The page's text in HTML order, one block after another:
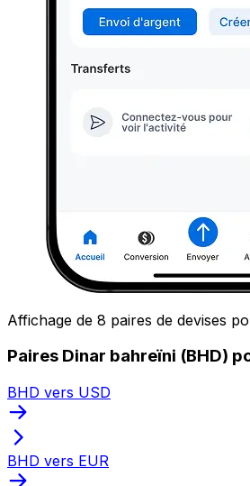
Affichage de 8 paires de devises
Paires Dinar bahreïni (BHD)
BHD vers USD
BHD vers EUR